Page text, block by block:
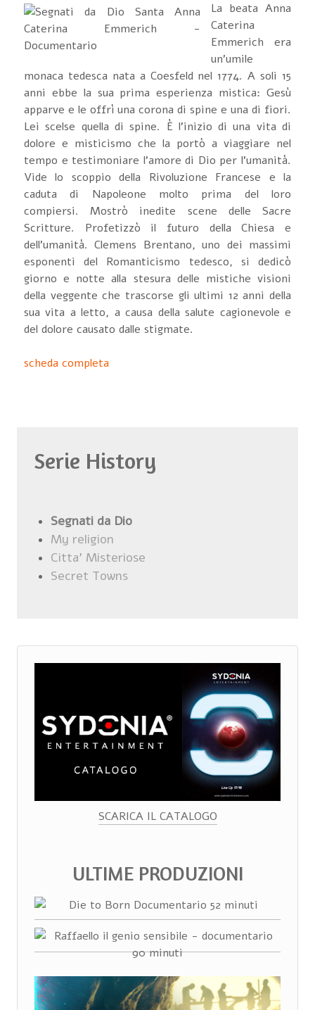
La beata Anna
Caterina
Emmerich era
un'umile
monaca tedesca nata a Coesfeld nel 1774. A soli 15
anni ebbe la sua prima esperienza mistica: Gesù
apparve e le offrì una corona di spine e una di fiori.
Lei scelse quella di spine. È l'inizio di una vita di
dolore e misticismo che la portò a viaggiare nel
tempo e testimoniare l'amore di Dio per l'umanità.
Vide lo scoppio della Rivoluzione Francese e la
caduta di Napoleone molto prima del loro
compiersi. Mostrò inedite scene delle Sacre
Scritture. Profetizzò il futuro della Chiesa e
dell'umanità. Clemens Brentano, uno dei massimi
esponenti del Romanticismo tedesco, si dedicò
giorno e notte alla stesura delle mistiche visioni
della veggente che trascorse gli ultimi 12 anni della
sua vita a letto, a causa della salute cagionevole e
del dolore causato dalle stigmate.
scheda completa
Serie History
Segnati da Dio
My religion
Citta' Misteriose
Secret Towns
SCARICA IL CATALOGO
ULTIME PRODUZIONI